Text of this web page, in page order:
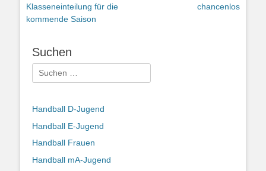
Beitrag:
Klasseneinteilung für die
kommende Saison
chancenlos
Suchen
Suchen
nach:
Handball D-Jugend
Handball E-Jugend
Handball Frauen
Handball mA-Jugend